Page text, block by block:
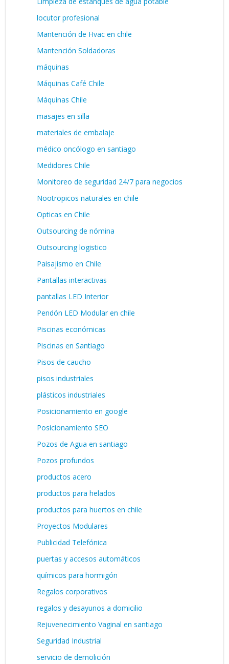
locutor profesional
Mantención de Hvac en chile
Mantención Soldadoras
máquinas
Máquinas Café Chile
Máquinas Chile
masajes en silla
materiales de embalaje
médico oncólogo en santiago
Medidores Chile
Monitoreo de seguridad 24/7 para negocios
Nootropicos naturales en chile
Opticas en Chile
Outsourcing de nómina
Outsourcing logistico
Paisajismo en Chile
Pantallas interactivas
pantallas LED Interior
Pendón LED Modular en chile
Piscinas económicas
Piscinas en Santiago
Pisos de caucho
pisos industriales
plásticos industriales
Posicionamiento en google
Posicionamiento SEO
Pozos de Agua en santiago
Pozos profundos
productos acero
productos para helados
productos para huertos en chile
Proyectos Modulares
Publicidad Telefónica
puertas y accesos automáticos
químicos para hormigón
Regalos corporativos
regalos y desayunos a domicilio
Rejuvenecimiento Vaginal en santiago
Seguridad Industrial
servicio de demolición